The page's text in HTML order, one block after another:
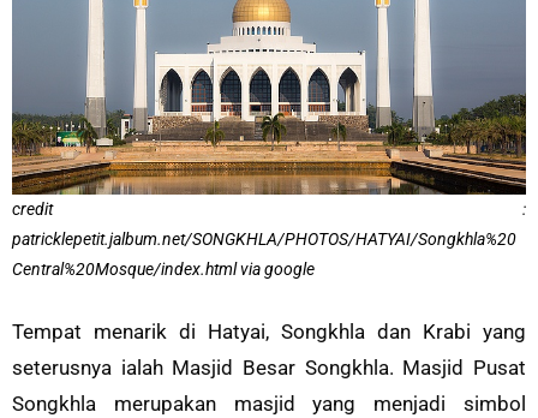
credit :
patricklepetit.jalbum.net/SONGKHLA/PHOTOS/HATYAI/Songkhla%20
Central%20Mosque/index.html via google
Tempat menarik di Hatyai, Songkhla dan Krabi yang
seterusnya ialah Masjid Besar Songkhla. Masjid Pusat
Songkhla merupakan masjid yang menjadi simbol